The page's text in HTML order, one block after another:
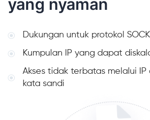
yang nyaman
Dukungan untuk protokol
Kumpulan IP yang dapat
Akses tidak terbatas melalui IP
kata sandi